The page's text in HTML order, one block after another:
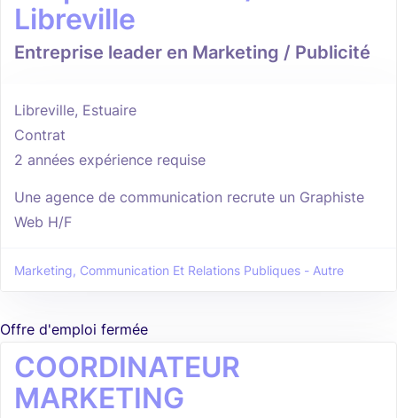
Libreville
Entreprise leader en Marketing / Publicité
Libreville, Estuaire
Contrat
2 années expérience requise
Une agence de communication recrute un Graphiste
Web H/F
Marketing, Communication Et Relations Publiques - Autre
Offre d'emploi fermée
COORDINATEUR
MARKETING